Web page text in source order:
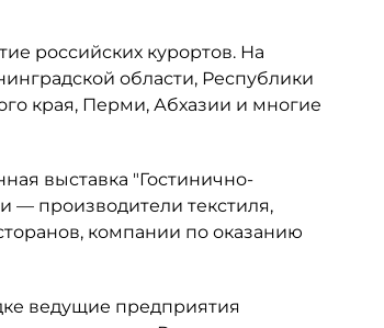
российских курортов. На
области, Республики
края, Перми, Абхазии и многие
выставка "Гостинично-
— производители текстиля,
компании по оказанию
ведущие предприятия